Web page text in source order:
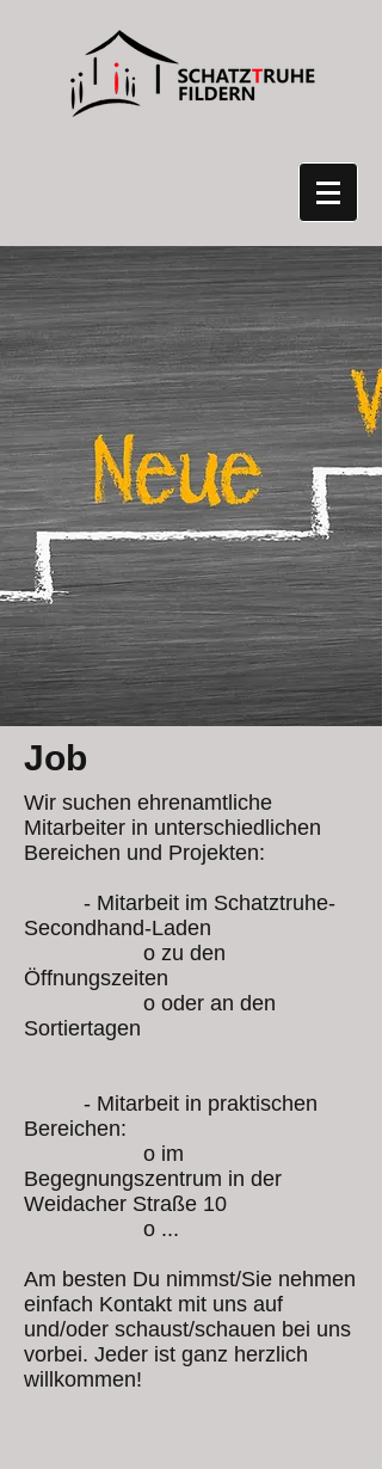
Job
Wir suchen ehrenamtliche
Mitarbeiter in unterschiedlichen
Bereichen und Projekten:
- Mitarbeit im Schatztruhe-
Secondhand-Laden
o zu den
Öffnungszeiten
o oder an den
Sortiertagen
- Mitarbeit in praktischen
Bereichen:
o im
Begegnungszentrum in der
Weidacher Straße 10
o ...
Am besten Du nimmst/Sie nehmen
einfach Kontakt mit uns auf
und/oder schaust/schauen bei uns
vorbei. Jeder ist ganz herzlich
willkommen!